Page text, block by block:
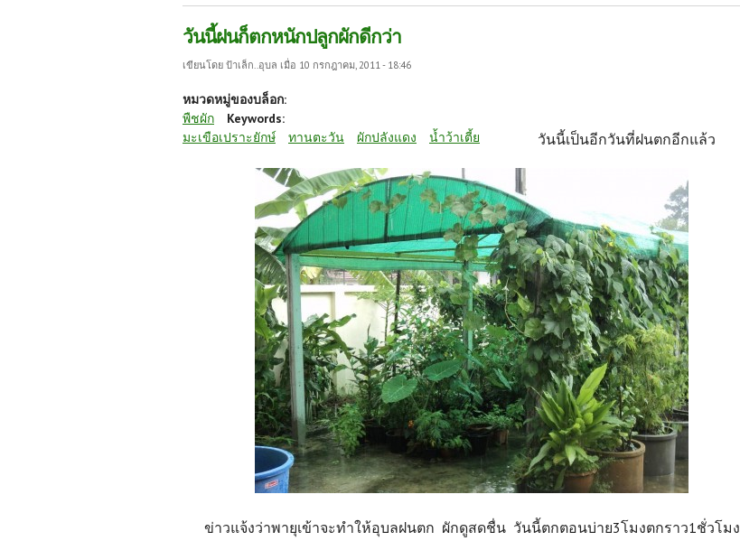
วันนี้ฝนก็ตกหนักปลูกผักดีกว่า
เขียนโดย ป้าเล็ก..อุบล เมื่อ 10 กรกฎาคม, 2011 - 18:46
หมวดหมู่ของบล็อก:
พืชผัก
Keywords:
มะเขือเปราะยักษ์
ทานตะวัน ผักปลังแดง น้ำว้าเตี้ย วันนี้เป็นอีกวันที่ฝนตกอีกแล้ว
ข่าวแจ้งว่าพายุเข้าจะทำให้อุบลฝนตก ผักดูสดชื่น วันนี้ตกตอนบ่าย3โมงตกราว1ชั่วโมง